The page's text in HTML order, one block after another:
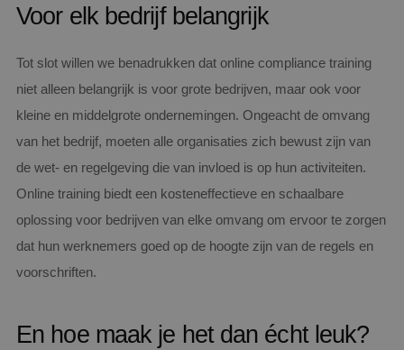
Voor elk bedrijf belangrijk
Tot slot willen we benadrukken dat online compliance training
niet alleen belangrijk is voor grote bedrijven, maar ook voor
kleine en middelgrote ondernemingen. Ongeacht de omvang
van het bedrijf, moeten alle organisaties zich bewust zijn van
de wet- en regelgeving die van invloed is op hun activiteiten.
Online training biedt een kosteneffectieve en schaalbare
oplossing voor bedrijven van elke omvang om ervoor te zorgen
dat hun werknemers goed op de hoogte zijn van de regels en
voorschriften.
En hoe maak je het dan écht leuk?